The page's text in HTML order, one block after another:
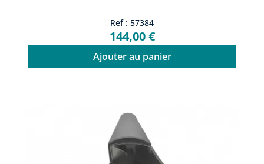
Ref : 57384
144,00 €
Ajouter au panier